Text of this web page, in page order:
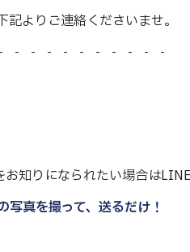
よりご連絡くださいませ。
- - - - - - - - - -
知りになられたい場合はLINE
真を撮って、送るだけ！